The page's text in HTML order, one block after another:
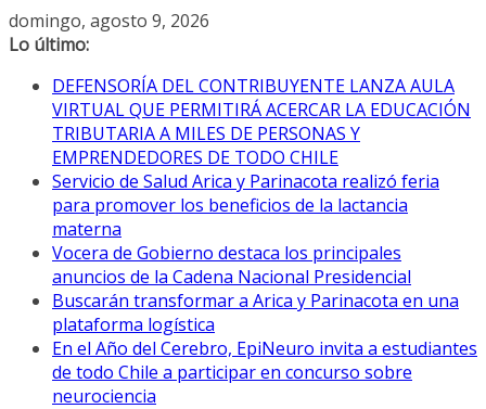
Saltar
al
domingo, agosto 9, 2026
Lo último:
DEFENSORÍA DEL CONTRIBUYENTE LANZA AULA
VIRTUAL QUE PERMITIRÁ ACERCAR LA EDUCACIÓN
TRIBUTARIA A MILES DE PERSONAS Y
EMPRENDEDORES DE TODO CHILE
Servicio de Salud Arica y Parinacota realizó feria
para promover los beneficios de la lactancia
materna
Vocera de Gobierno destaca los principales
anuncios de la Cadena Nacional Presidencial
Buscarán transformar a Arica y Parinacota en una
plataforma logística
En el Año del Cerebro, EpiNeuro invita a estudiantes
de todo Chile a participar en concurso sobre
neurociencia